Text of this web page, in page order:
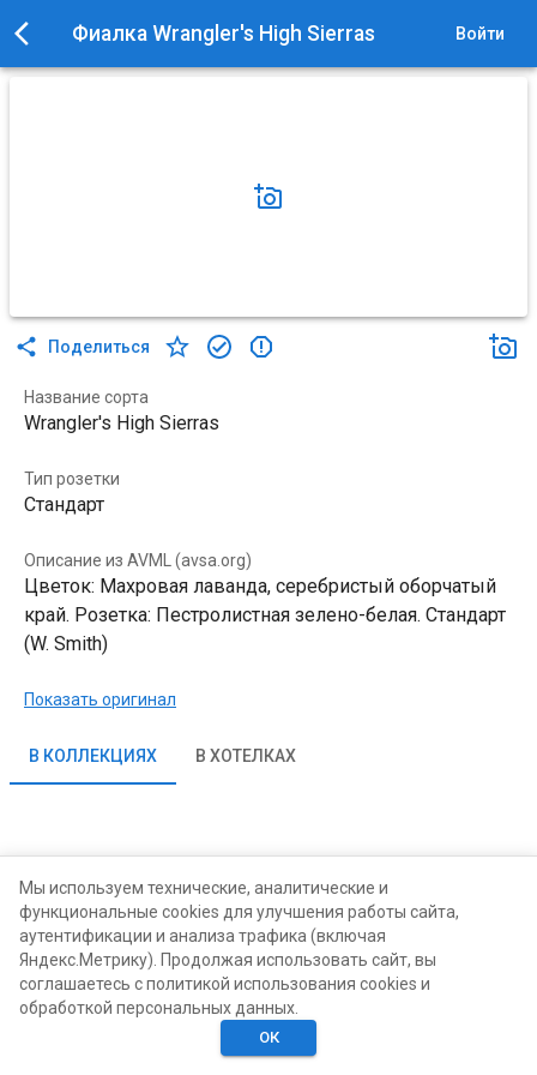
Фиалка Wrangler's High Sierras Войти
Поделиться
Название сорта
Wrangler's High Sierras
Тип розетки
Стандарт
Описание из AVML (avsa.org)
Цветок: Махровая лаванда, серебристый оборчатый
край. Розетка: Пестролистная зелено-белая. Стандарт
(W. Smith)
Показать оригинал
В КОЛЛЕКЦИЯХ В ХОТЕЛКАХ
Хотелки
Мы используем технические, аналитические и
функциональные cookies для улучшения работы сайта,
аутентификации и анализа трафика (включая
Яндекс.Метрику). Продолжая использовать сайт, вы
соглашаетесь с политикой использования cookies и
обработкой персональных данных.
ОК